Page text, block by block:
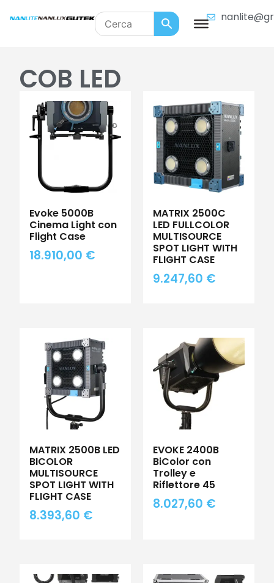
COB LED
Evoke 5000B
Cinema Light con
Flight Case
18.910,00 €
MATRIX 2500C
LED FULLCOLOR
MULTISOURCE
SPOT LIGHT WITH
FLIGHT CASE
9.247,60 €
MATRIX 2500B LED
BICOLOR
MULTISOURCE
SPOT LIGHT WITH
FLIGHT CASE
8.393,60 €
EVOKE 2400B
BiColor con
Trolley e
Riflettore 45
8.027,60 €